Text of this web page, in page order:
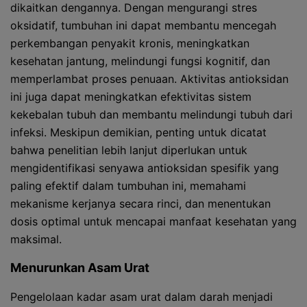
dikaitkan dengannya. Dengan mengurangi stres
oksidatif, tumbuhan ini dapat membantu mencegah
perkembangan penyakit kronis, meningkatkan
kesehatan jantung, melindungi fungsi kognitif, dan
memperlambat proses penuaan. Aktivitas antioksidan
ini juga dapat meningkatkan efektivitas sistem
kekebalan tubuh dan membantu melindungi tubuh dari
infeksi. Meskipun demikian, penting untuk dicatat
bahwa penelitian lebih lanjut diperlukan untuk
mengidentifikasi senyawa antioksidan spesifik yang
paling efektif dalam tumbuhan ini, memahami
mekanisme kerjanya secara rinci, dan menentukan
dosis optimal untuk mencapai manfaat kesehatan yang
maksimal.
Menurunkan Asam Urat
Pengelolaan kadar asam urat dalam darah menjadi